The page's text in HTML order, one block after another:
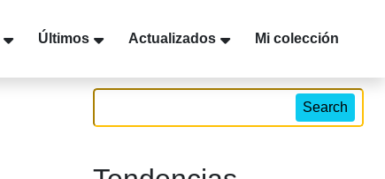
Últimos Actualizados Mi colección
Search